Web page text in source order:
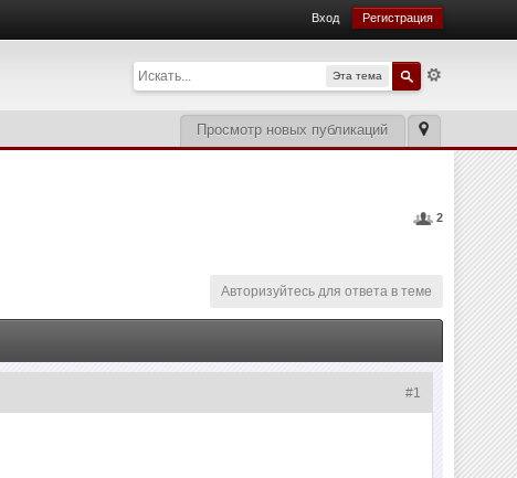
Вход Регистрация
Эта тема
Просмотр новых публикаций
2
Авторизуйтесь для ответа в теме
#1